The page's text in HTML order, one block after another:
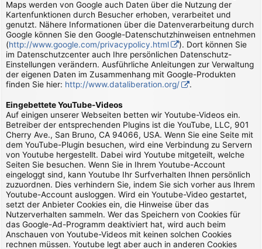
Maps werden von Google auch Daten über die Nutzung der
Kartenfunktionen durch Besucher erhoben, verarbeitet und
genutzt. Nähere Informationen über die Datenverarbeitung durch
Google können Sie den Google-Datenschutzhinweisen entnehmen
(http://www.google.com/privacypolicy.html
). Dort können Sie
im Datenschutzcenter auch Ihre persönlichen Datenschutz-
Einstellungen verändern. Ausführliche Anleitungen zur Verwaltung
der eigenen Daten im Zusammenhang mit Google-Produkten
finden Sie hier: http://www.dataliberation.org/ .
Eingebettete YouTube-Videos
Auf einigen unserer Webseiten betten wir Youtube-Videos ein.
Betreiber der entsprechenden Plugins ist die YouTube, LLC, 901
Cherry Ave., San Bruno, CA 94066, USA. Wenn Sie eine Seite mit
dem YouTube-Plugin besuchen, wird eine Verbindung zu Servern
von Youtube hergestellt. Dabei wird Youtube mitgeteilt, welche
Seiten Sie besuchen. Wenn Sie in Ihrem Youtube-Account
eingeloggt sind, kann Youtube Ihr Surfverhalten Ihnen persönlich
zuzuordnen. Dies verhindern Sie, indem Sie sich vorher aus Ihrem
Youtube-Account ausloggen. Wird ein Youtube-Video gestartet,
setzt der Anbieter Cookies ein, die Hinweise über das
Nutzerverhalten sammeln. Wer das Speichern von Cookies für
das Google-Ad-Programm deaktiviert hat, wird auch beim
Anschauen von Youtube-Videos mit keinen solchen Cookies
rechnen müssen. Youtube legt aber auch in anderen Cookies